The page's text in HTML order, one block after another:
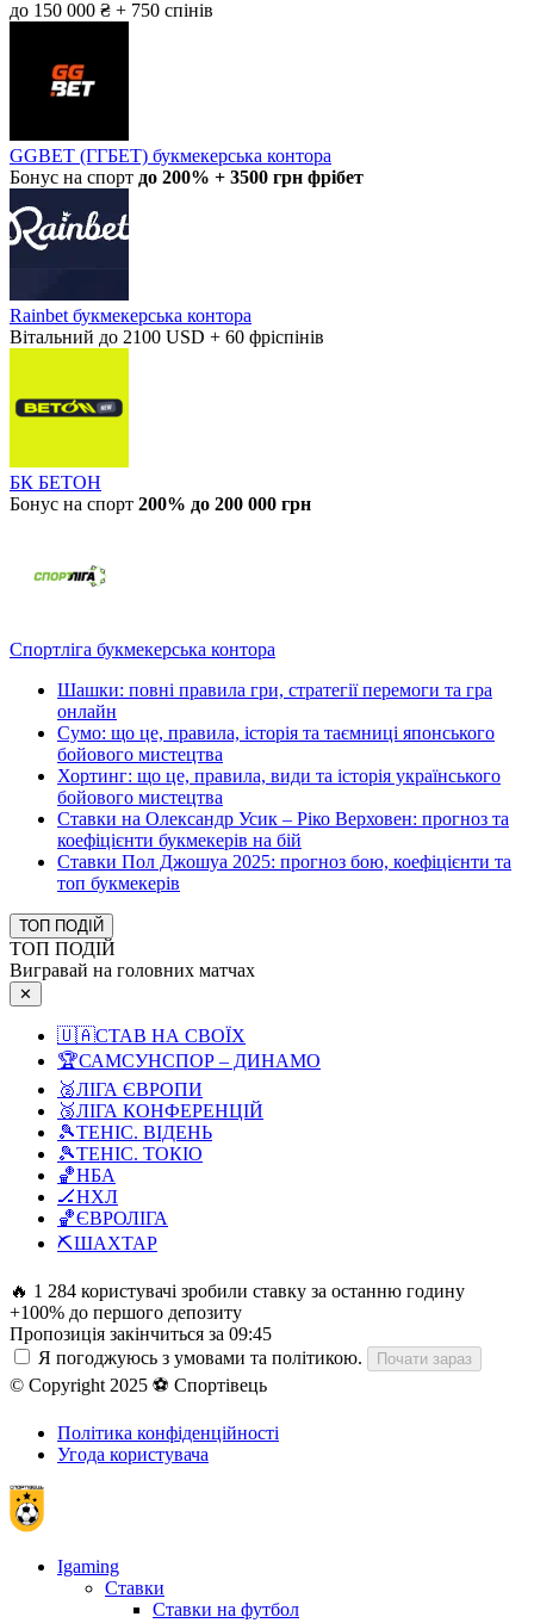
до 150 000 ₴ + 750 спінів
GGBET (ГГБЕТ) букмекерська контора
Бонус на спорт до 200% + 3500 грн фрібет
Rainbet букмекерська контора
Вітальний до 2100 USD + 60 фріспінів
БК БЕТОН
Бонус на спорт 200% до 200 000 грн
Спортліга букмекерська контора
Шашки: повні правила гри, стратегії перемоги та гра
онлайн
Сумо: що це, правила, історія та таємниці японського
бойового мистецтва
Хортинг: що це, правила, види та історія українського
бойового мистецтва
Ставки на Олександр Усик – Ріко Верховен: прогноз та
коефіцієнти букмекерів на бій
Ставки Пол Джошуа 2025: прогноз бою, коефіцієнти та
топ букмекерів
ТОП ПОДІЙ
ТОП ПОДІЙ
Вигравай на головних матчах
✕
🇺🇦СТАВ НА СВОЇХ
🏆САМСУНСПОР – ДИНАМО
🥈ЛІГА ЄВРОПИ
🥉ЛІГА КОНФЕРЕНЦІЙ
🎾ТЕНІС. ВІДЕНЬ
🎾ТЕНІС. ТОКІО
🏀НБА
🏒НХЛ
🏀ЄВРОЛІГА
⛏️ШАХТАР
🔥 1 284 користувачі зробили ставку за останню годину
+100% до першого депозиту
Пропозиція закінчиться за 09:44
Я погоджуюсь з умовами та політикою.
Почати зараз
© Copyright 2025 ⚽ Спортівець
Політика конфіденційності
Угода користувача
Igaming
Ставки
Ставки на футбол